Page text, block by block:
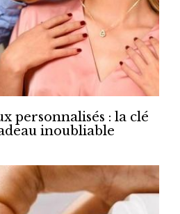
personnalisés : la clé
inoubliable